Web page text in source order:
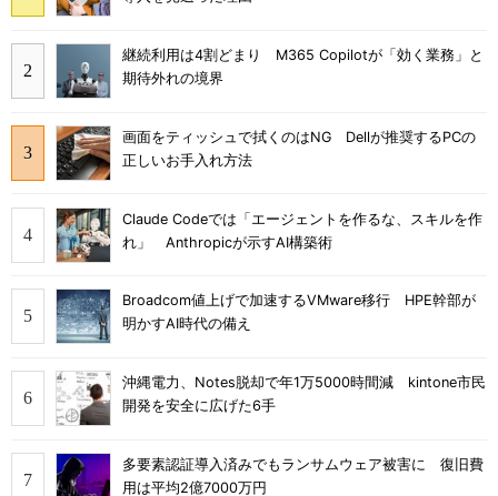
継続利用は4割どまり M365 Copilotが「効く業務」と
期待外れの境界
画面をティッシュで拭くのはNG Dellが推奨するPCの
正しいお手入れ方法
Claude Codeでは「エージェントを作るな、スキルを作
れ」 Anthropicが示すAI構築術
Broadcom値上げで加速するVMware移行 HPE幹部が
明かすAI時代の備え
沖縄電力、Notes脱却で年1万5000時間減 kintone市民
開発を安全に広げた6手
多要素認証導入済みでもランサムウェア被害に 復旧費
用は平均2億7000万円